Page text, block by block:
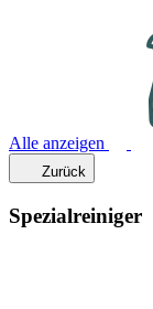
Alle anzeigen
Zurück
Spezialreiniger